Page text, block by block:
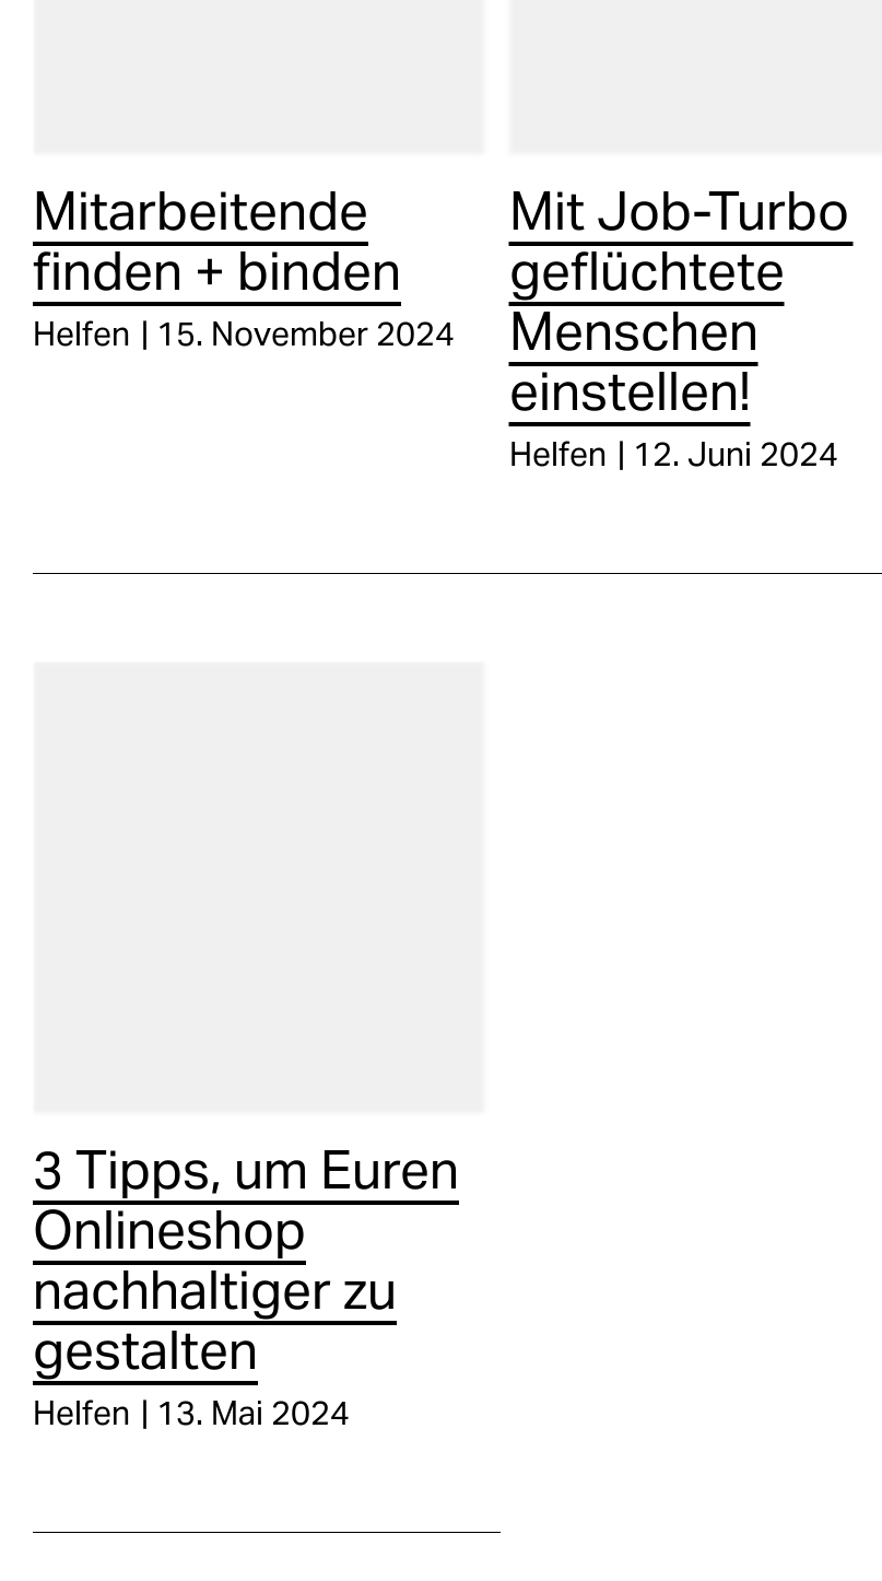
Mitarbeitende
finden + binden
Helfen 15. November 2024
Mit Job-Turbo
geflüchtete
Menschen
einstellen!
Helfen 12. Juni 2024
3 Tipps, um Euren
Onlineshop
nachhaltiger zu
gestalten
Helfen 13. Mai 2024